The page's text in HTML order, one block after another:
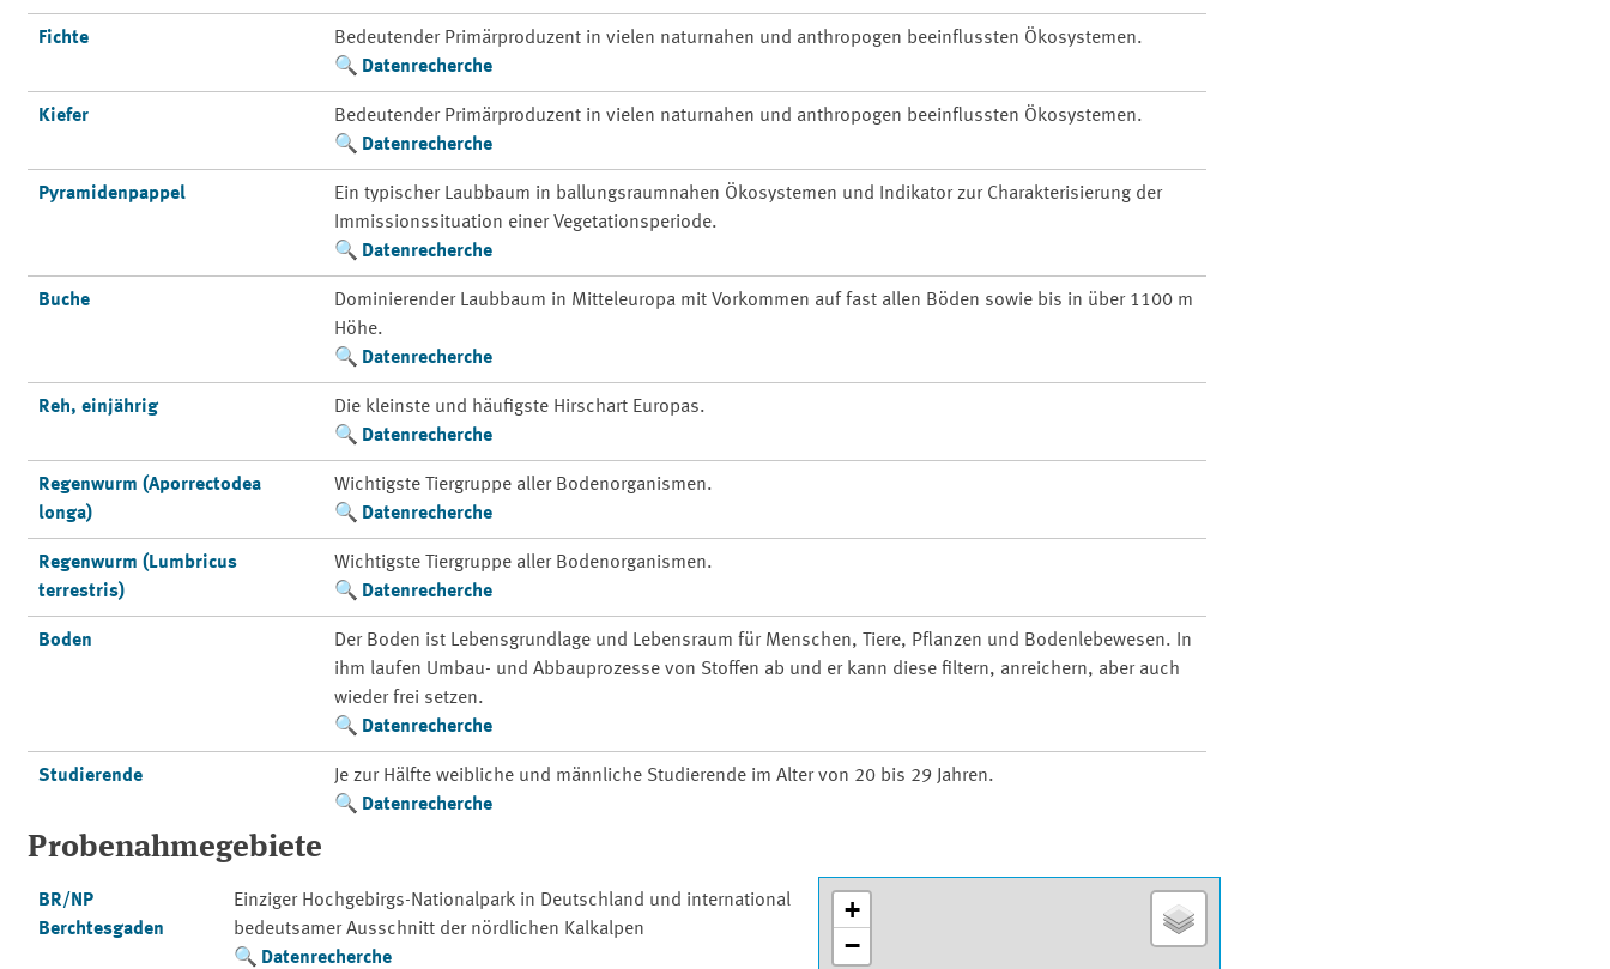
Fichte
Bedeutender Primärproduzent in vielen naturnahen und anthropogen beeinflussten Ökosystemen.
Datenrecherche
Kiefer
Bedeutender Primärproduzent in vielen naturnahen und anthropogen beeinflussten Ökosystemen.
Datenrecherche
Pyramidenpappel
Ein typischer Laubbaum in ballungsraumnahen Ökosystemen und Indikator zur Charakterisierung der
Immissionssituation einer Vegetationsperiode.
Datenrecherche
Buche
Dominierender Laubbaum in Mitteleuropa mit Vorkommen auf fast allen Böden sowie bis in über 1100 m
Höhe.
Datenrecherche
Reh, einjährig
Die kleinste und häufigste Hirschart Europas.
Datenrecherche
Regenwurm (Aporrectodea
longa)
Wichtigste Tiergruppe aller Bodenorganismen.
Datenrecherche
Regenwurm (Lumbricus
terrestris)
Wichtigste Tiergruppe aller Bodenorganismen.
Datenrecherche
Boden
Der Boden ist Lebensgrundlage und Lebensraum für Menschen, Tiere, Pflanzen und Bodenlebewesen. In
ihm laufen Umbau- und Abbauprozesse von Stoffen ab und er kann diese filtern, anreichern, aber auch
wieder frei setzen.
Datenrecherche
Studierende
Je zur Hälfte weibliche und männliche Studierende im Alter von 20 bis 29 Jahren.
Datenrecherche
Probenahmegebiete
BR/NP
Berchtesgaden
Einziger Hochgebirgs-Nationalpark in Deutschland und international
bedeutsamer Ausschnitt der nördlichen Kalkalpen
Datenrecherche
+
−